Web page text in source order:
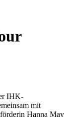
IHK-
mit
Hanna May